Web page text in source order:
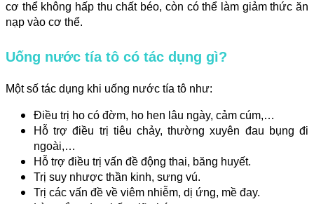
cơ thể không hấp thu chất béo, còn có thể làm giảm thức ăn
nạp vào cơ thể.
Uống nước tía tô có tác dụng gì?
Một số tác dụng khi uống nước tía tô như:
Điều trị ho có đờm, ho hen lâu ngày, cảm cúm,…
Hỗ trợ điều trị tiêu chảy, thường xuyên đau bụng đi
ngoài,…
Hỗ trợ điều trị vấn đề động thai, băng huyết.
Trị suy nhược thần kinh, sưng vú.
Trị các vấn đề về viêm nhiễm, dị ứng, mề đay.